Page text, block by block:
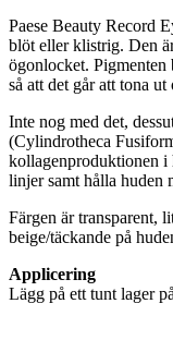
Paese Beauty Record
blöt eller klistrig. Den
ögonlocket. Pigmenten
så att det går att tona
Inte nog med det,
(Cylindrotheca
kollagenproduktionen i
linjer samt hålla huden
Färgen är transparent,
beige/täckande på
Applicering
Lägg på ett tunt lager